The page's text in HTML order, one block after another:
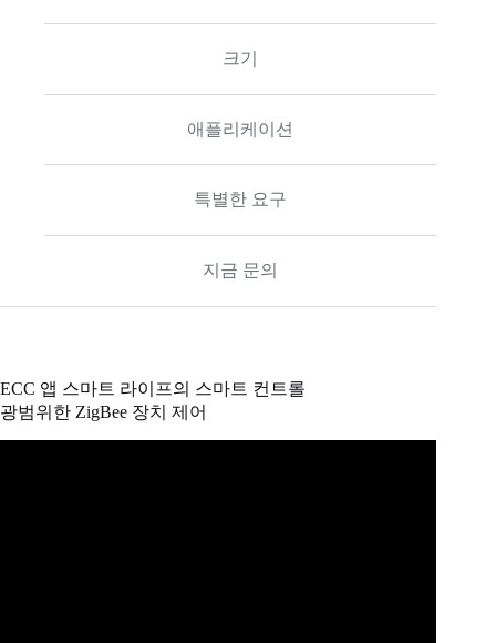
크기
애플리케이션
특별한 요구
지금 문의
ECC 앱 스마트 라이프의 스마트 컨트롤
광범위한 ZigBee 장치 제어